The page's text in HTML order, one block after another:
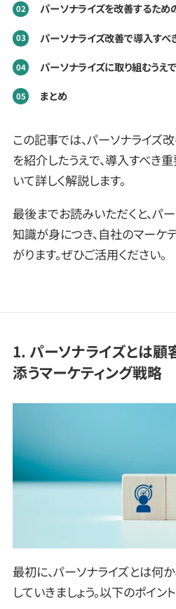
パーソナライズを改善するため
パーソナライズ改善で導入すべ
パーソナライズに取り組むうえ
まとめ
この記事では、パーソナライズ
を紹介したうえで、導入すべき
いて詳しく解説します。
最後までお読みいただくと、パ
知識が身につき、自社のマーケ
がります。ぜひご活用ください。
1. パーソナライズとは顧
添うマーケティング戦略
最初に、パーソナライズとは何
していきましょう。以下のポイン